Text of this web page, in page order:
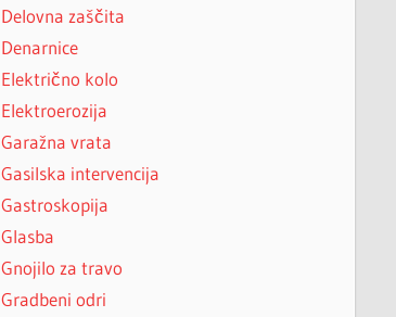
Delovna zaščita
Denarnice
Električno kolo
Elektroerozija
Garažna vrata
Gasilska intervencija
Gastroskopija
Glasba
Gnojilo za travo
Gradbeni odri